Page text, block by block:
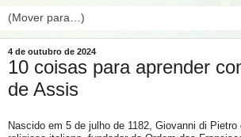
4 de outubro de 2024
10 coisas para aprender
de Assis
Nascido em 5 de julho de 1182, Giovanni di